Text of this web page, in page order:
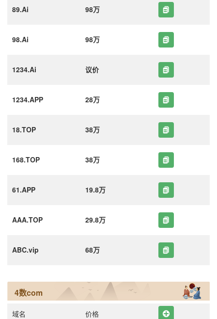
89.Ai 98万
98.Ai 98万
1234.Ai 议价
1234.APP 28万
18.TOP 38万
168.TOP 38万
61.APP 19.8万
AAA.TOP 29.8万
ABC.vip 68万
4数com
域名 价格